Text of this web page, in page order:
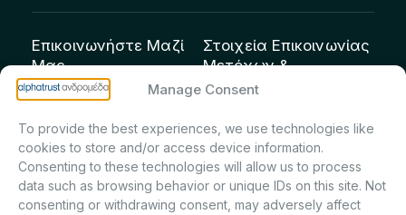
Manage Consent
To provide the best experiences, we use technologies like
cookies to store and/or access device information.
Consenting to these technologies will allow us to process
data such as browsing behavior or unique IDs on this site. Not
consenting or withdrawing consent, may adversely affect
Επικοινωνήστε Μαζί
Μας
info@andromeda.eu
Οδός Αριστείδου 1,
Κηφισιά Τ.Κ. 14561
Στοιχεία Επικοινωνίας
Μετόχων &
Επενδυτών:
Πρίντσιου – Corporate
Secretary & Investor
Relations – Τμήμα
Μετοχολογίου –